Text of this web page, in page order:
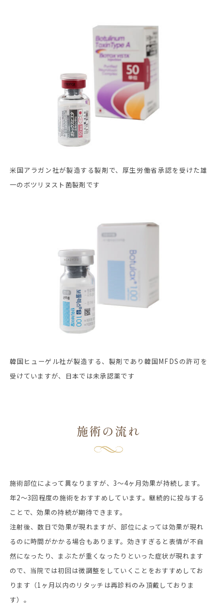
米国アラガン社が製造する製剤で、厚生労働省承認を受けた雄
一のボツリヌスト菌製剤です
韓国ヒューゲル社が製造する、製剤であり韓国MFDSの許可を
受けていますが、日本では未承認薬です
施術の流れ
施術部位によって異なりますが、3～4ヶ月効果が持続します。
年2～3回程度の施術をおすすめしています。継続的に投与する
ことで、効果の持続が期待できます。
注射後、数日で効果が現れますが、部位によっては効果が現れ
るのに時間がかかる場合もあります。効きすぎると表情が不自
然になったり、まぶたが重くなったりといった症状が現れます
ので、当院では初回は微調整をしていくことをおすすめしてお
ります（1ヶ月以内のリタッチは再診料のみ頂戴しておりま
す）。